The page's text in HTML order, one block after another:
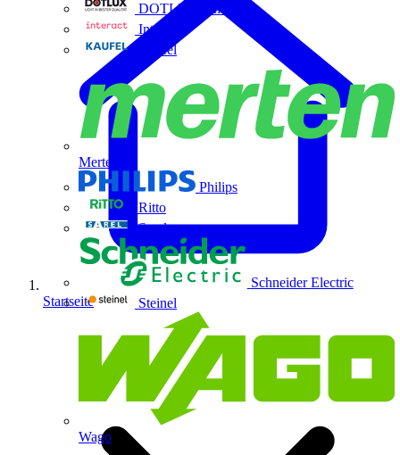
DOTLUX GmbH
Interact
Kaufel
Merten
Philips
Ritto
Sarel
Schneider Electric
Steinel
Wago
Startseite